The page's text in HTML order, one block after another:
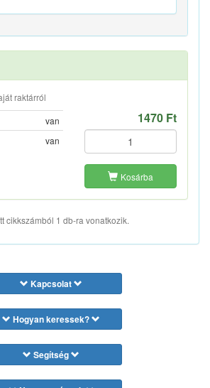
raktárról
van
van
1470 Ft
Kosárba
cikkszámból 1 db-ra vonatkozik.
Kapcsolat
Hogyan keressek?
Segítség